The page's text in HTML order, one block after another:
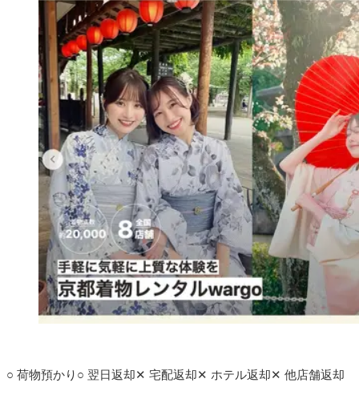
○ 荷物預かり ○ 翌日返却✕ 宅配返却✕ ホテル返却✕ 他店舗返却